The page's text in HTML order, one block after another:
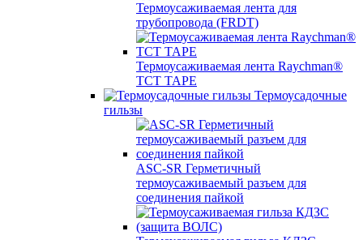
Термоусаживаемая лента для
трубопровода (FRDT)
Термоусаживаемая лента Raychman®
TCT TAPE
Термоусадочные
гильзы
ASC‐SR Герметичный
термоусаживаемый разъем для
соединения пайкой